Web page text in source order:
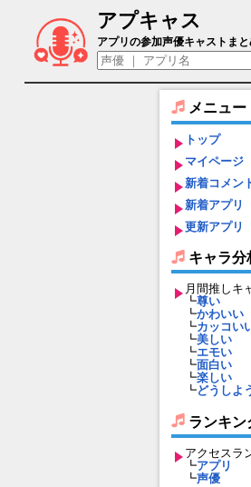
アプキャス
ケンシロウ（声優：
アプリの参加声優キャストま
メニュー
トップ
マイページ
新着コメン
新着アプリ
更新アプリ
キャラ分
月間推しキ
┗尊い
┗かわいい
┗カッコい
┗美しい
┗エモい
┗面白い
┗楽しい
┗どうしよ
ランキン
アクセスラ
┗アプリ
┗声優